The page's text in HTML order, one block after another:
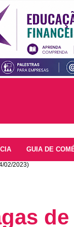
GUIA DE
02/2023)